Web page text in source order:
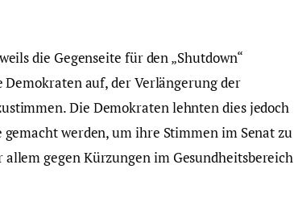
die Gegenseite für den „Shutdown“
auf, der Verlängerung der
Die Demokraten lehnten dies jedoch
werden, um ihre Stimmen im Senat zu
gegen Kürzungen im Gesundheitsbereich